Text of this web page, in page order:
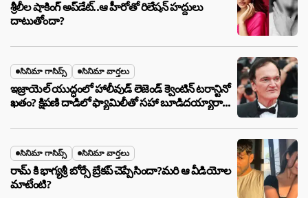
శ్రీలీల షాకింగ్ అప్‌డేట్..ఆ హీరోతో రిలేషన్ హద్దులు
దాటుతోందా?
సినిమా గాసిప్స్ సినిమా వార్తలు
ఇజ్రాయెల్ యుద్ధంలో హాలీవుడ్ లెజెండ్ క్వెంటిన్ టరాన్టినో
ఖతం? క్షిపణి దాడిలో ఫ్యామిలీతో సహా బూడిదయ్యారా?
సినిమా గాసిప్స్ సినిమా వార్తలు
రామ్ కి భాగ్యశ్రీ బోర్సే బ్రేకప్ చెప్పేసిందా?మరి ఆ వీడియోల
మాటేంటి?